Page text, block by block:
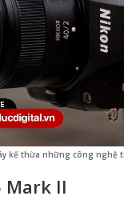
kế thừa những công nghệ
Mark II